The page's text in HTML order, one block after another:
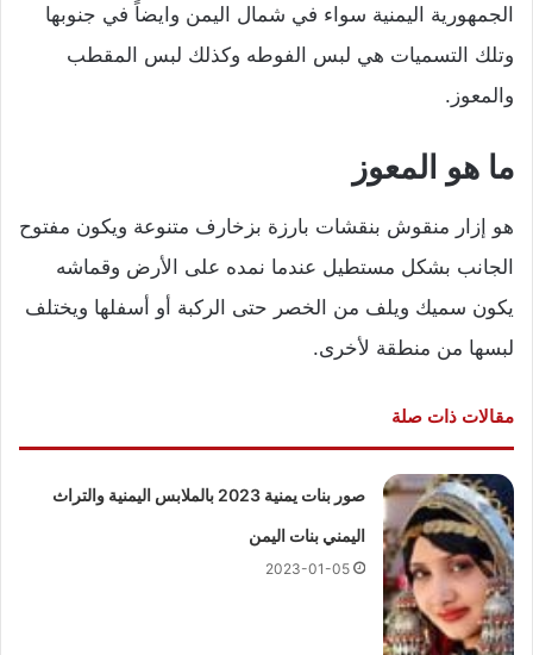
الجمهورية اليمنية سواء في شمال اليمن وايضاً في جنوبها
وتلك التسميات هي لبس الفوطه وكذلك لبس المقطب
والمعوز.
ما هو المعوز
هو إزار منقوش بنقشات بارزة بزخارف متنوعة ويكون مفتوح
الجانب بشكل مستطيل عندما نمده على الأرض وقماشه
يكون سميك ويلف من الخصر حتى الركبة أو أسفلها ويختلف
لبسها من منطقة لأخرى.
مقالات ذات صلة
صور بنات يمنية 2023 بالملابس اليمنية والتراث
اليمني بنات اليمن
2023-01-05